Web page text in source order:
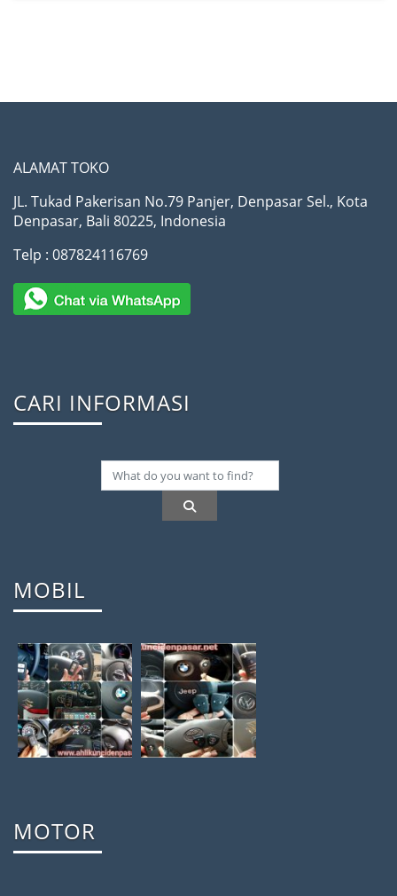
ALAMAT TOKO
JL. Tukad Pakerisan No.79 Panjer, Denpasar Sel., Kota
Denpasar, Bali 80225, Indonesia
Telp : 087824116769
CARI INFORMASI
MOBIL
MOTOR